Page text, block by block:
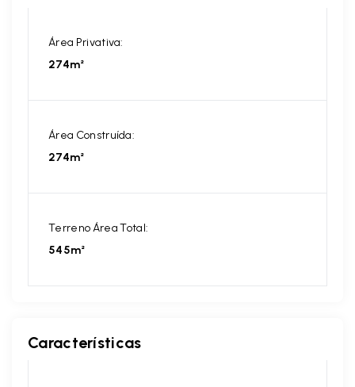
Área Privativa:
274m²
Área Construída:
274m²
Terreno Área Total:
545m²
Características